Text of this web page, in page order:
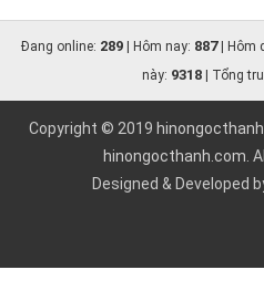
Đang online: 289| Hôm nay: 887| Hôm
này: 9318| Tổng
Copyright © 2019
hinongocthanh.com .
Designed & Developed